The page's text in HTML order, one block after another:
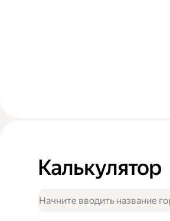
Калькулятор